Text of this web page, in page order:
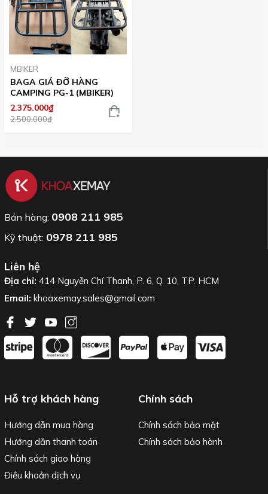
MBIKER
BAGA GIÁ ĐỠ HÀNG
CAMPING PG-1 (MBIKER)
2.375.000₫
2.500.000₫
Bán hàng: 0908 211 985
Kỹ thuật: 0978 211 985
Liên hệ
Địa chỉ: 414 Nguyễn Chí Thanh, P. 6, Q. 10, TP. HCM
Email: khoaxemay.sales@gmail.com
Hỗ trợ khách hàng
Hướng dẫn mua hàng
Hướng dẫn thanh toán
Chính sách giao hàng
Điều khoản dịch vụ
Chính sách
Chính sách bảo mật
Chính sách bảo hành